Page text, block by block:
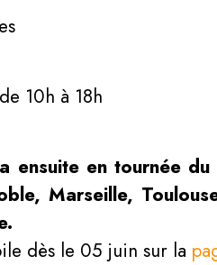
10h à 18h
ensuite en tournée
Marseille,
dès le 05 juin sur la